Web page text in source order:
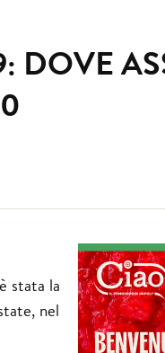
DOVE
stata la
nel